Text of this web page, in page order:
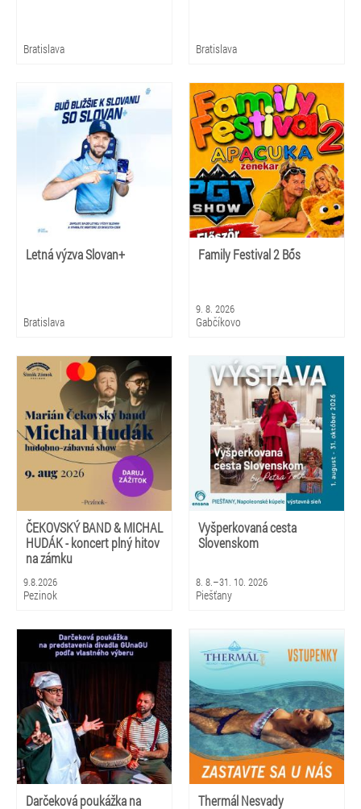
Bratislava Bratislava
Letná výzva Slovan+
Bratislava
Family Festival 2 Bős
9. 8. 2026
Gabčíkovo
ČEKOVSKÝ BAND & MICHAL
HUDÁK - koncert plný hitov
na zámku
9.8.2026
Pezinok
Vyšperkovaná cesta
Slovenskom
8. 8.–31. 10. 2026
Piešťany
Darčeková poukážka na
Thermál Nesvady